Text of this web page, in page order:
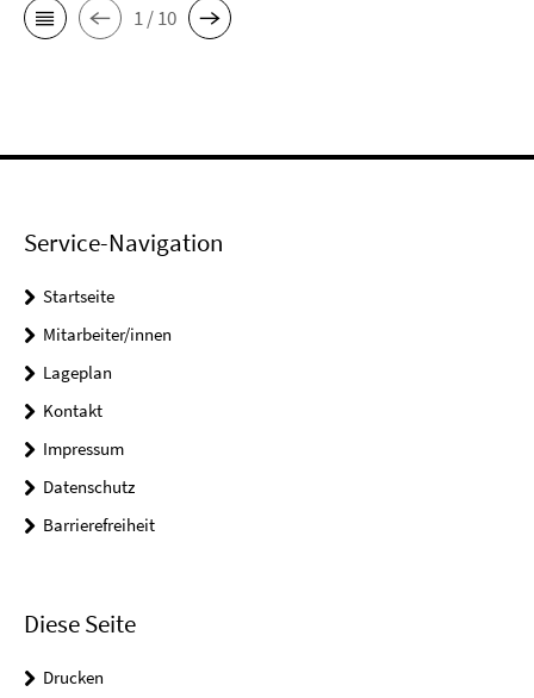
1 / 10
Service-Navigation
Startseite
Mitarbeiter/innen
Lageplan
Kontakt
Impressum
Datenschutz
Barrierefreiheit
Diese Seite
Drucken